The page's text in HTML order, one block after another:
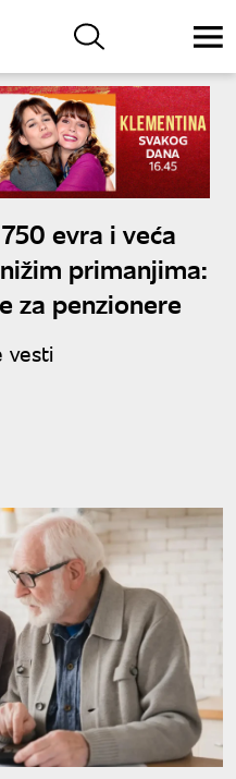
evra i veća
primanjima:
za penzionere
vesti